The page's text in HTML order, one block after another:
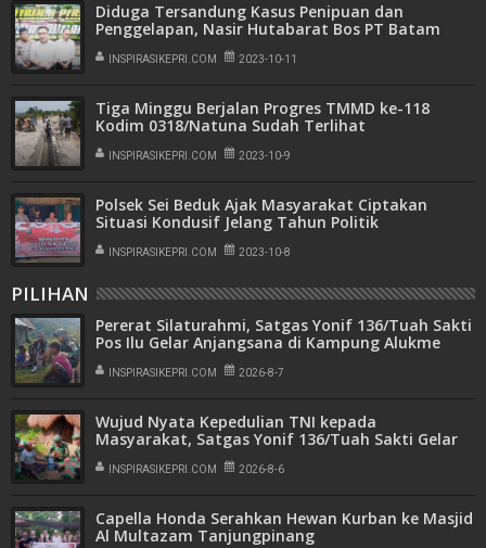
Diduga Tersandung Kasus Penipuan dan
Penggelapan, Nasir Hutabarat Bos PT Batam
Riau Bertuah Ditetapkan Tersangka
INSPIRASIKEPRI.COM 2023-10-11
Tiga Minggu Berjalan Progres TMMD ke-118
Kodim 0318/Natuna Sudah Terlihat
Pencapaiannya
INSPIRASIKEPRI.COM 2023-10-9
Polsek Sei Beduk Ajak Masyarakat Ciptakan
Situasi Kondusif Jelang Tahun Politik
INSPIRASIKEPRI.COM 2023-10-8
PILIHAN
Pererat Silaturahmi, Satgas Yonif 136/Tuah Sakti
Pos Ilu Gelar Anjangsana di Kampung Alukme
INSPIRASIKEPRI.COM 2026-8-7
Wujud Nyata Kepedulian TNI kepada
Masyarakat, Satgas Yonif 136/Tuah Sakti Gelar
Pengobatan Keliling di Kampung Kalome
INSPIRASIKEPRI.COM 2026-8-6
Capella Honda Serahkan Hewan Kurban ke Masjid
Al Multazam Tanjungpinang